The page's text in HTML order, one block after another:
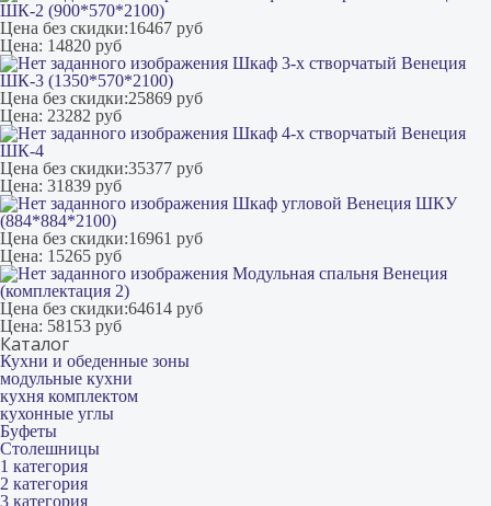
ШК-2 (900*570*2100)
Цена без скидки:16467 руб
Цена: 14820 руб
Шкаф 3-х створчатый Венеция
ШК-3 (1350*570*2100)
Цена без скидки:25869 руб
Цена: 23282 руб
Шкаф 4-х створчатый Венеция
ШК-4
Цена без скидки:35377 руб
Цена: 31839 руб
Шкаф угловой Венеция ШКУ
(884*884*2100)
Цена без скидки:16961 руб
Цена: 15265 руб
Модульная спальня Венеция
(комплектация 2)
Цена без скидки:64614 руб
Цена: 58153 руб
Каталог
Кухни и обеденные зоны
модульные кухни
кухня комплектом
кухонные углы
Буфеты
Столешницы
1 категория
2 категория
3 категория